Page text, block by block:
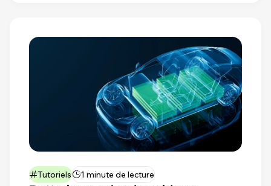
Tutoriels 1 minute de lecture